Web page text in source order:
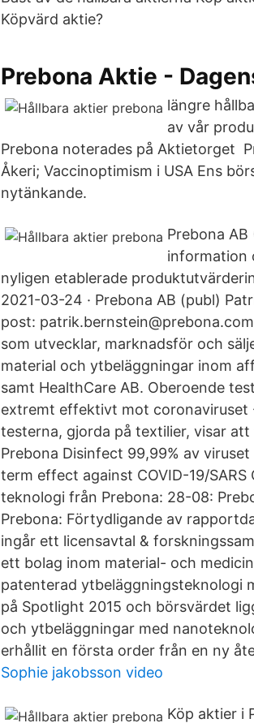
Köpvärd aktie?
Prebona Aktie -
längre
av vår
Prebona noterades på Aktietorget
Åkeri; Vaccinoptimism i USA Ens
nytänkande.
Prebona AB
information
nyligen etablerade
2021-03-24 · Prebona AB (publ)
post:
som utvecklar, marknadsför och
material och ytbeläggningar inom
samt HealthCare AB. Oberoende
extremt effektivt mot coronaviruset
testerna, gjorda på textilier, visar
Prebona Disinfect 99,99% av
term effect against COVID-19/
teknologi från Prebona: 28-08:
Prebona: Förtydligande av
ingår ett licensavtal &
ett bolag inom material- och
patenterad ytbeläggningsteknologi
på Spotlight 2015 och börsvärdet
och ytbeläggningar med
erhållit en första order från en ny
Sophie jakobsson video
Köp aktier i